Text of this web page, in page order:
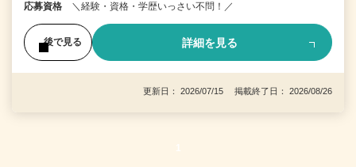
応募資格 ＼経験・資格・学歴いっさい不問！／
後で見る 詳細を見る
更新日： 2026/07/15 掲載終了日： 2026/08/26
1